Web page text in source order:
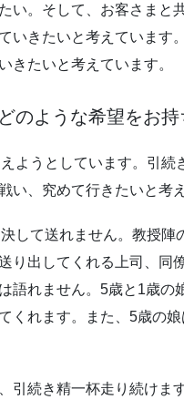
い。そして、お客さま
いきたいと考えていま
きたいと考えています。
のような希望をお持
ようとしています。引
い、究めて行きたいと考
して送れません。教授
り出してくれる上司、同
語れません。5歳と1歳
くれます。また、5歳の
引続き精一杯走り続けます